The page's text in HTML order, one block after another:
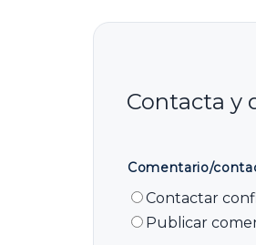
Comentario/
Contactar
Publicar